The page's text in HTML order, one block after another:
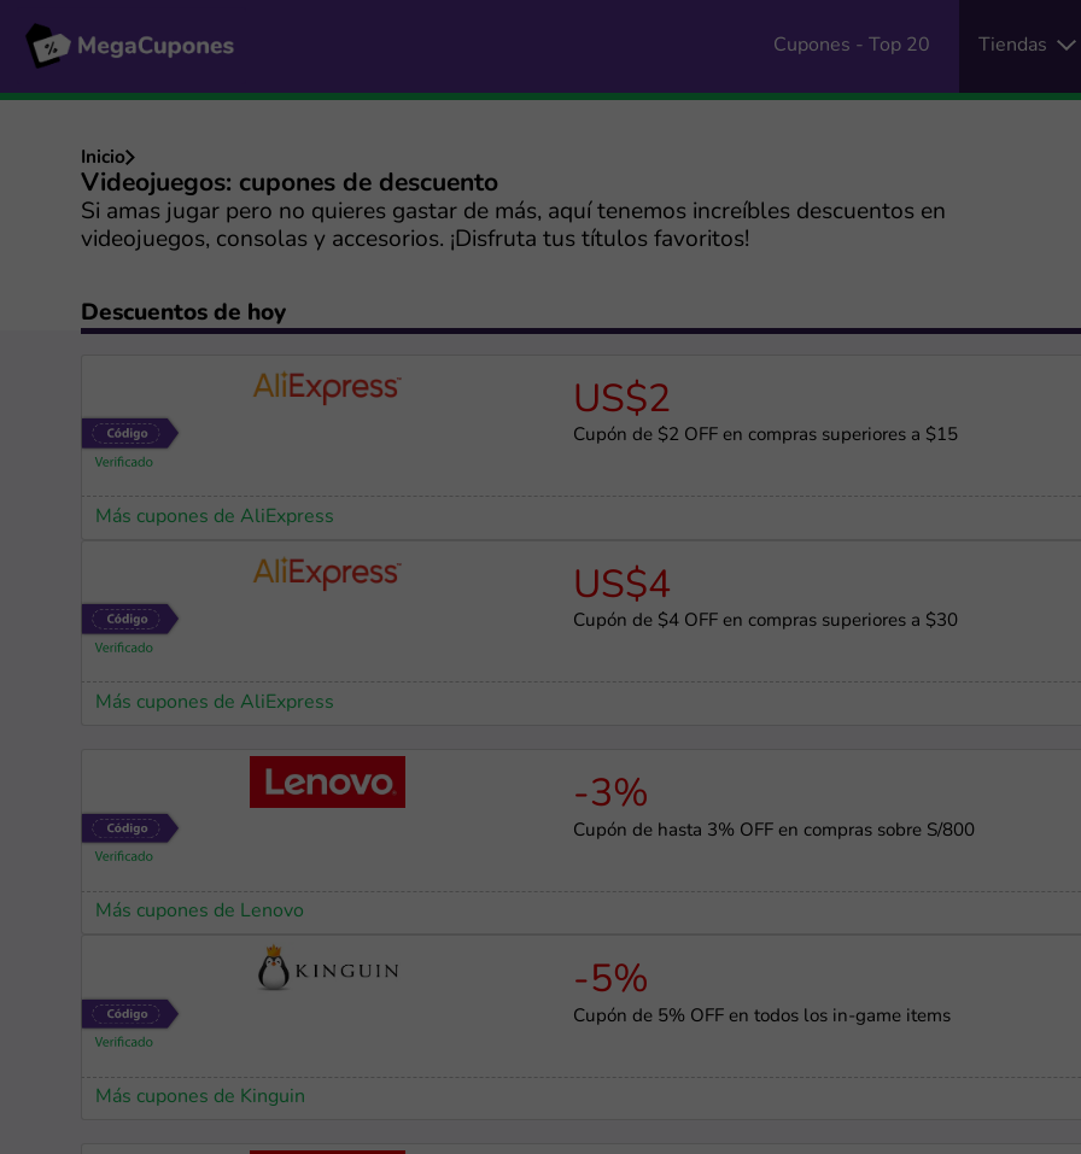
Cupones - Top 20 Tiendas
Inicio
Videojuegos: cupones de descuento
Si amas jugar pero no quieres gastar de más, aquí tenemos increíbles descuentos en
videojuegos, consolas y accesorios. ¡Disfruta tus títulos favoritos!
Descuentos de hoy
US$2
Cupón de $2 OFF en compras superiores a $15
Más cupones de AliExpress
US$4
Cupón de $4 OFF en compras superiores a $30
Más cupones de AliExpress
-3%
Cupón de hasta 3% OFF en compras sobre S/800
Más cupones de Lenovo
-5%
Cupón de 5% OFF en todos los in-game items
Más cupones de Kinguin